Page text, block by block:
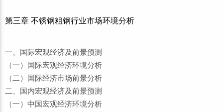
第三章 不锈钢粗钢行业市场环境分析
一、国际宏观经济及前景预测
（一）国际宏观经济环境分析
（二）国际经济市场前景分析
二、国内宏观经济及前景预测
（一）中国宏观经济环境分析